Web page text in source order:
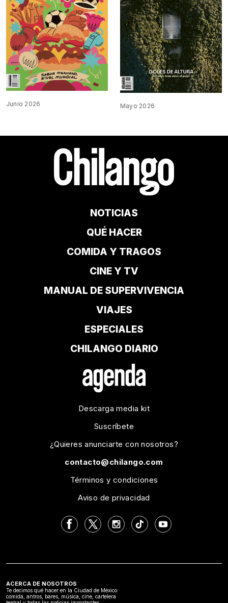
Junio 2026 Mayo 2026
NOTICIAS
QUÉ HACER
COMIDA Y TRAGOS
CINE Y TV
MANUAL DE SUPERVIVENCIA
VIAJES
ESPECIALES
CHILANGO DIARIO
Descarga media kit
Suscríbete
¿Quieres anunciarte con nosotros?
contacto@chilango.com
Términos y condiciones
Aviso de privacidad
ACERCA DE NOSOTROS
Te decimos qué hacer en la Ciudad de México:
comida, antros, bares, música, cine, cartelera